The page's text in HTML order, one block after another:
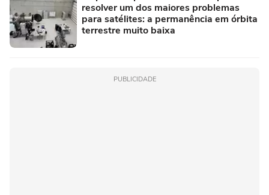
resolver um dos maiores problemas
para satélites: a permanência em órbita
terrestre muito baixa
PUBLICIDADE